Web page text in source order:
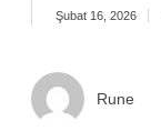
Şubat 16, 2026
Rune